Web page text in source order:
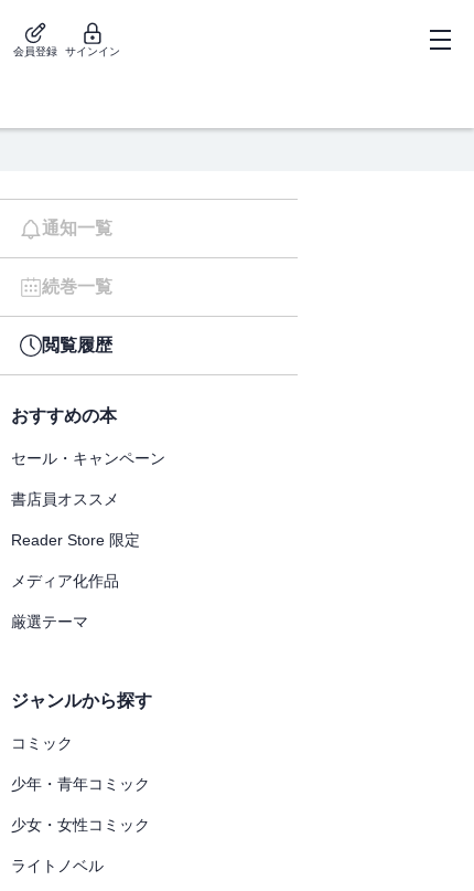
会員登録 サインイン
通知一覧
続巻一覧
閲覧履歴
おすすめの本
セール・キャンペーン
書店員オススメ
Reader Store 限定
メディア化作品
厳選テーマ
ジャンルから探す
コミック
少年・青年コミック
少女・女性コミック
ライトノベル